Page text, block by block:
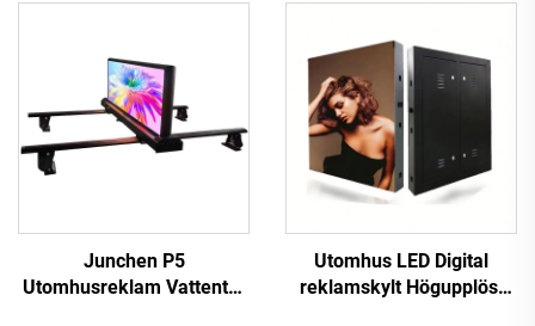
Junchen P5
Utomhusreklam Vattentät
Utomhus LED Digital
reklamskylt Högupplöst